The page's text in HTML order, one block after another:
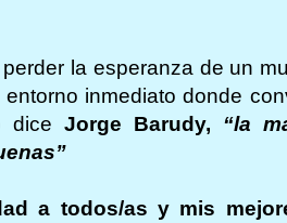
la esperanza de un
inmediato donde
diceJorge Barudy, “la
a todos/as y mis